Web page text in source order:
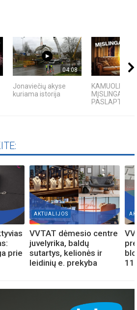
04:08
Jonaviečių akyse
kuriama istorija
KAMUOLINIS
MĮSLINGA
PASLAPTIS
prie
AKTUALIJOS
VVTAT dėmesio centre
juvelyrika, baldų
sutartys, kelionės ir
leidinių e. prekyba
11